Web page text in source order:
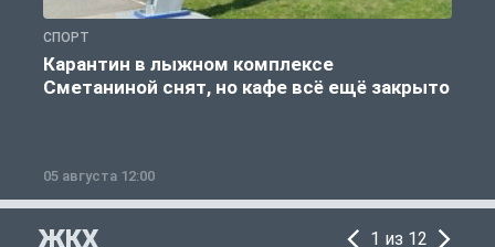
СПОРТ
Карантин в лыжном комплексе
Сметаниной снят, но кафе всё ещё закрыто
05 августа 12:00
ЖКХ 1 из 12